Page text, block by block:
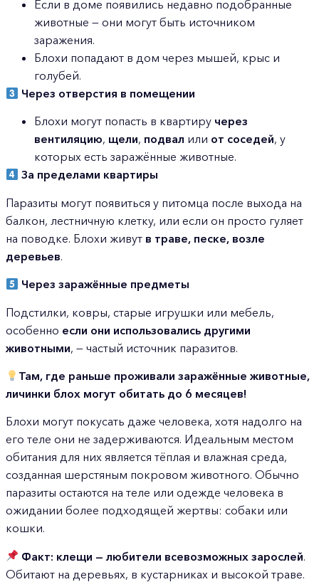
Если в доме появились недавно подобранные
животные — они могут быть источником
заражения.
Блохи попадают в дом через мышей, крыс и
голубей.
Через отверстия в помещении
Блохи могут попасть в квартиру через
вентиляцию, щели, подвал или от соседей, у
которых есть заражённые животные.
За пределами квартиры
Паразиты могут появиться у питомца после выхода на
балкон, лестничную клетку, или если он просто гуляет
на поводке. Блохи живут в траве, песке, возле
деревьев.
Через заражённые предметы
Подстилки, ковры, старые игрушки или мебель,
особенно если они использовались другими
животными, — частый источник паразитов.
Там, где раньше проживали заражённые животные,
личинки блох могут обитать до 6 месяцев!
Блохи могут покусать даже человека, хотя надолго на
его теле они не задерживаются. Идеальным местом
обитания для них является тёплая и влажная среда,
созданная шерстяным покровом животного. Обычно
паразиты остаются на теле или одежде человека в
ожидании более подходящей жертвы: собаки или
кошки.
Факт: клещи — любители всевозможных зарослей.
Обитают на деревьях, в кустарниках и высокой траве.